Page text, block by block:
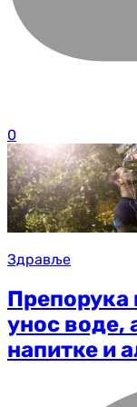
0
Здравље
Препорука
унос воде,
напитке и